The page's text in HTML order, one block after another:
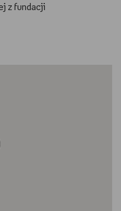
z fundacji